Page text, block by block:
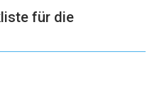
für die